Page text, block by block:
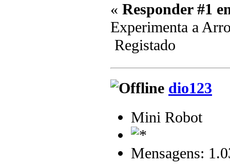
« Responder #1
Experimenta a
Registado
dio123
Mini Robot
Mensagens: